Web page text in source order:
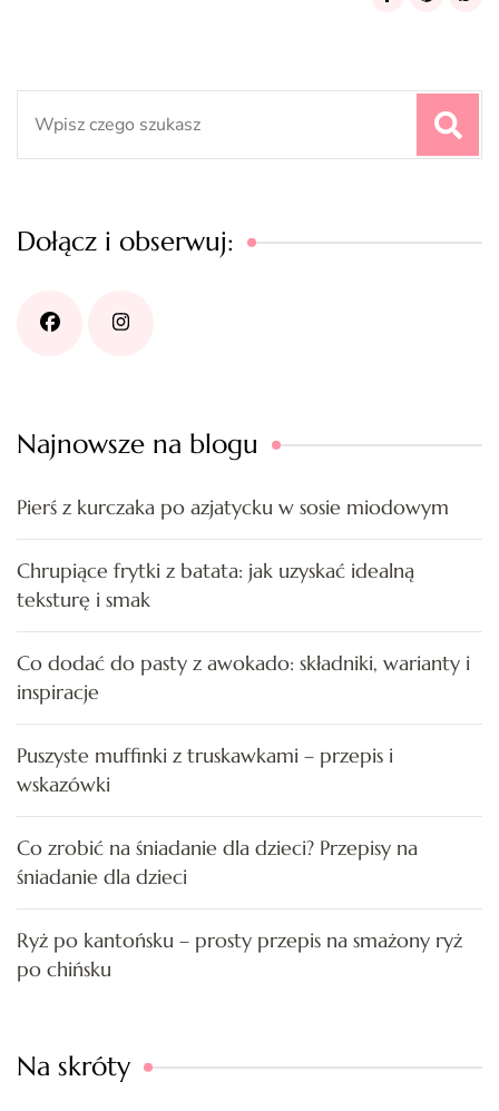
Dołącz i obserwuj:
Najnowsze na blogu
Pierś z kurczaka po azjatycku w sosie miodowym
Chrupiące frytki z batata: jak uzyskać idealną
teksturę i smak
Co dodać do pasty z awokado: składniki, warianty i
inspiracje
Puszyste muffinki z truskawkami – przepis i
wskazówki
Co zrobić na śniadanie dla dzieci? Przepisy na
śniadanie dla dzieci
Ryż po kantońsku – prosty przepis na smażony ryż
po chińsku
Na skróty